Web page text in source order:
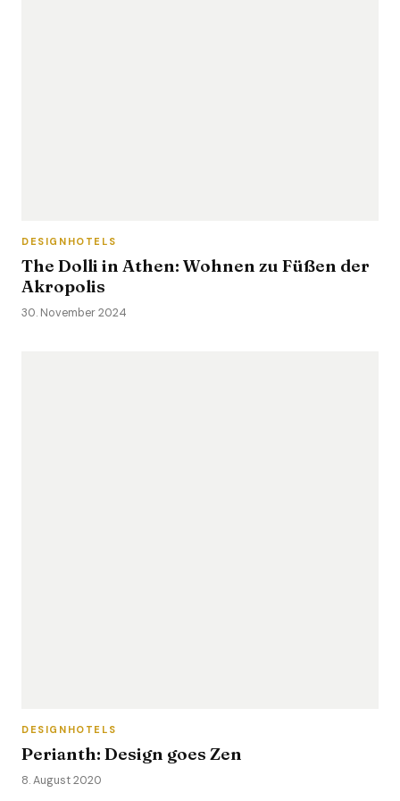
DESIGNHOTELS
The Dolli in Athen: Wohnen zu Füßen der
Akropolis
30. November 2024
DESIGNHOTELS
Perianth: Design goes Zen
8. August 2020